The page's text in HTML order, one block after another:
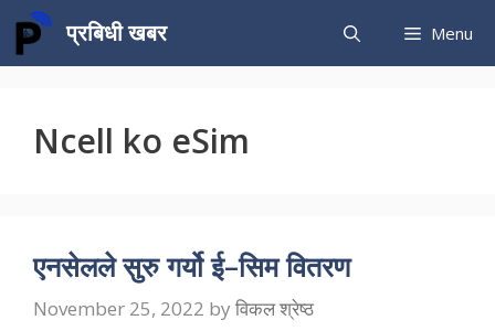
Skip
content
प्रबिधी खबर Menu
Ncell ko eSim
एनसेलले सुरु गर्यो ई–सिम वितरण
November 25, 2022 by विकल श्रेष्ठ